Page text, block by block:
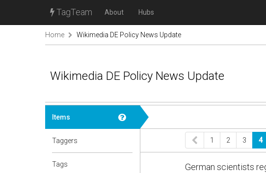
TagTeam About Hubs
Home Wikimedia DE Policy News Update
Wikimedia DE Policy News Update
Items
Taggers
Tags
1 2 3 4
German scientists